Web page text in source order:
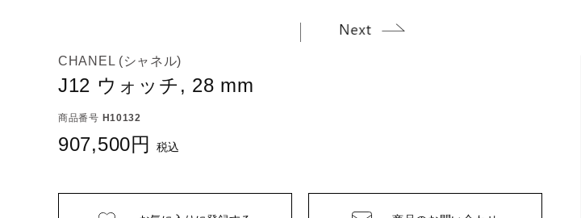
CHANEL (シャネル)
J12 ウォッチ, 28 mm
商品番号 H10132
907,500 税込